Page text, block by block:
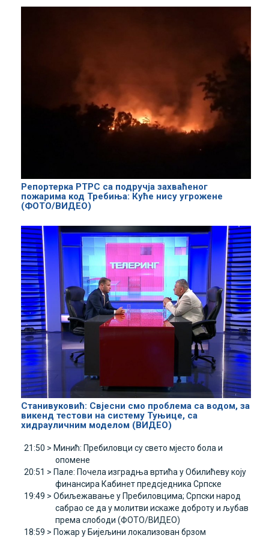
Репортерка РТРС са подручја захваћеног
пожарима код Требиња: Куће нису угрожене
(ФОТО/ВИДЕО)
Станивуковић: Свјесни смо проблема са водом, за
викенд тестови на систему Туњице, са
хидрауличним моделом (ВИДЕО)
21:50 > Минић: Пребиловци су свето мјесто бола и
опомене
20:51 > Пале: Почела изградња вртића у Обилићеву коју
финансира Кабинет предсједника Српске
19:49 > Обиљежавање у Пребиловцима; Српски народ
сабрао се да у молитви искаже доброту и љубав
према слободи (ФОТО/ВИДЕО)
18:59 > Пожар у Бијељини локализован брзом